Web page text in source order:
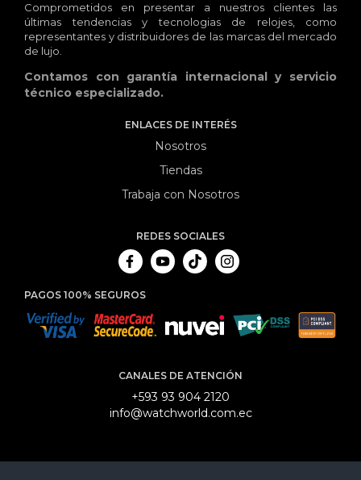
Comprometidos en presentar a nuestros clientes las
últimas tendencias y tecnologias de relojes, como
representantes y distribuidores de las marcas del mercado
de lujo.
Contamos con garantía internacional y servicio
técnico especializado.
ENLACES DE INTERÉS
Nosotros
Tiendas
Trabaja con Nosotros
REDES SOCIALES
PAGOS 100% SEGUROS
CANALES DE ATENCIÓN
+593 93 904 2120
info@watchworld.com.ec